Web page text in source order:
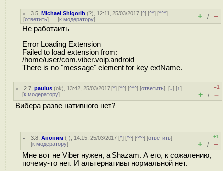
3.5 ,Michael Shigorih (?), 12:11, 25/03/2017 [^] [^^] [^^^]
[ответить] [к модератору] + / –
Не работаить
Error Loading Extension
Failed to load extension from:
/home/user/com.viber.voip.android
There is no "message" element for key extName.
2.7 ,paulus (ok), 13:42, 25/03/2017 [^] [^^] [^^^] [ответить][↓] [↑]
[к модератору]
–1
+ / –
Вибера разве нативного нет?
3.8 ,Аноним (-), 14:15, 25/03/2017 [^] [^^] [^^^] [ответить]
[к модератору]
+1
+ / –
Мне вот не Viber нужен, а Shazam. А его, к сожалению,
почему-то нет. И альтернативы нормальной нет.